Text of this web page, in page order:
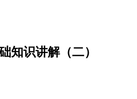
知识讲解（二）